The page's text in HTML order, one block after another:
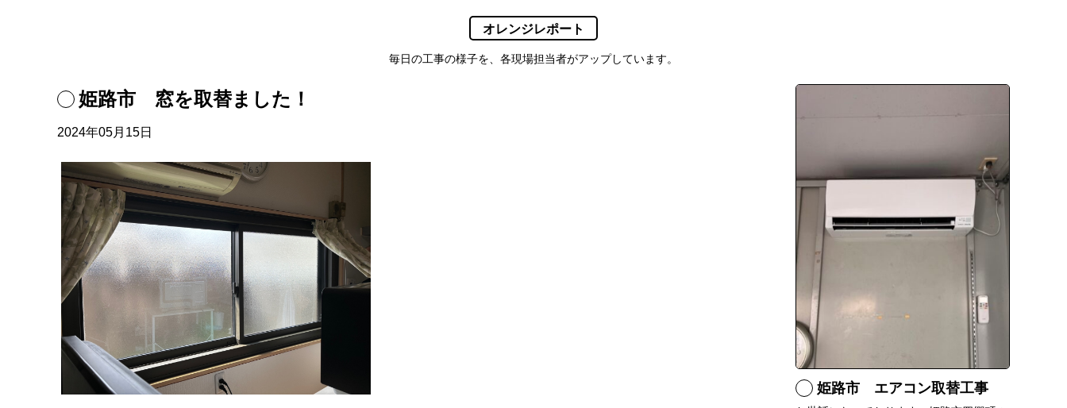
オレンジレポート
毎日の工事の様子を、各現場担当者がアップしています。
姫路市 窓を取替ました！
2024年05月15日
姫路市 エアコン取替工事